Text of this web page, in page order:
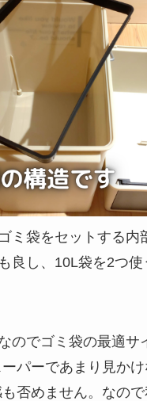
ミ袋をセットする内
良し、10L袋を2つ
のでゴミ袋の最適サ
パーであまり見か
否めません。なの